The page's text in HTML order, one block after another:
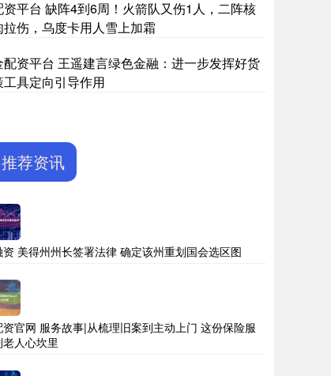
资平台 缺阵4到6周！火箭队又伤1人，二阵核
拉伤，乌度卡用人雪上加霜
配资平台 王遥建言绿色金融：进一步发挥好货
具定向引导作用
推荐资讯
美得州州长签署法律 确定该州重划国会选区图
官网 服务故事|从梳理旧案到主动上门 这份保险服
人心坎里